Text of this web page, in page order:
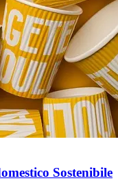
Sostenibile